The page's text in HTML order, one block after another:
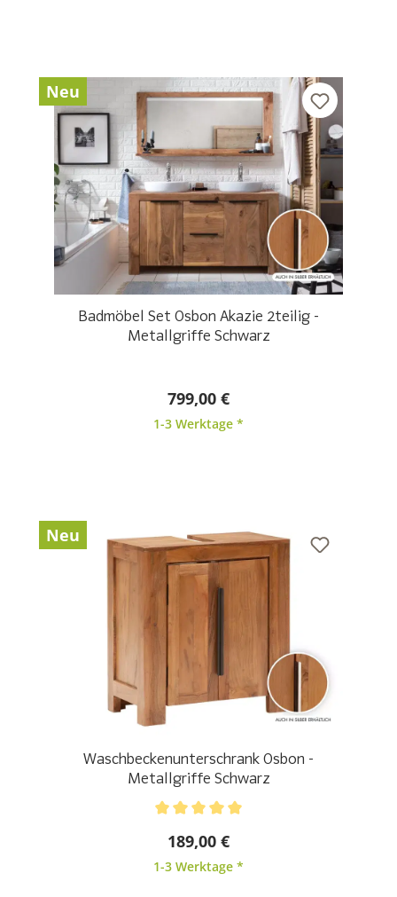
Neu
Badmöbel Set Osbon Akazie 2teilig -
Metallgriffe Schwarz
799,00 €
1-3 Werktage *
Neu
Waschbeckenunterschrank Osbon -
Metallgriffe Schwarz
189,00 €
1-3 Werktage *